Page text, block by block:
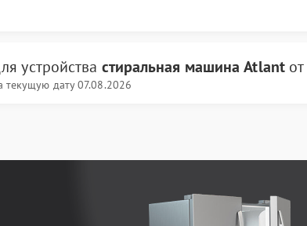
устройства стиральная машина Atlant от
текущую дату 07.08.2026